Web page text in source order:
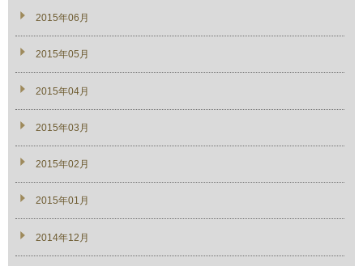
2015年06月
2015年05月
2015年04月
2015年03月
2015年02月
2015年01月
2014年12月